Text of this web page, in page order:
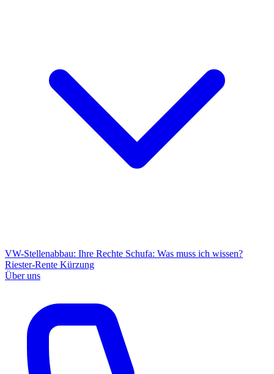
VW-Stellenabbau: Ihre Rechte Schufa: Was muss ich wissen?
Riester-Rente Kürzung
Über uns